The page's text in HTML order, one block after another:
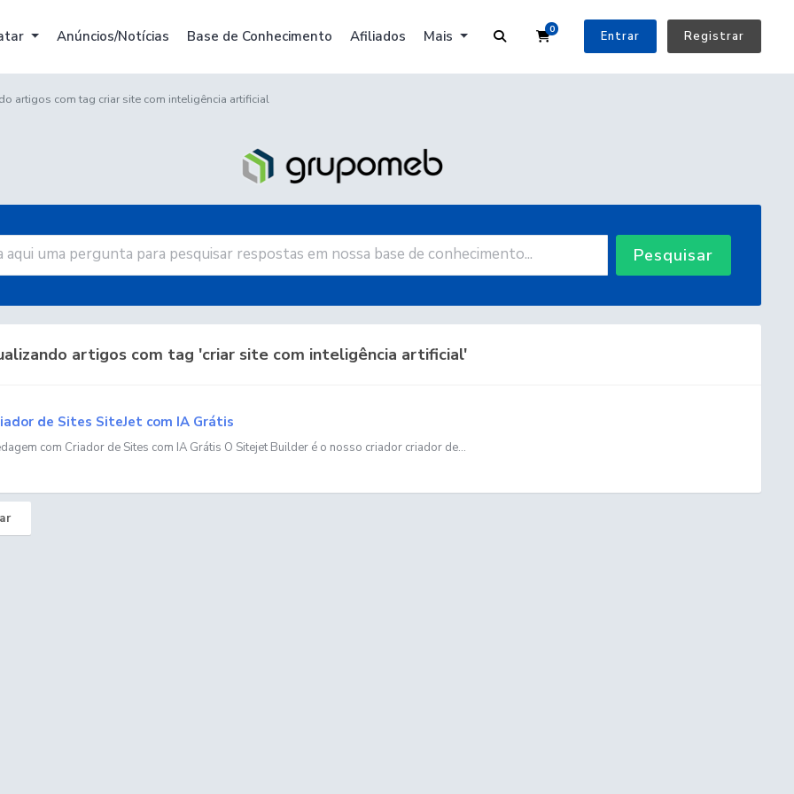
Anúncios/Notícias Base de Conhecimento Afiliados Mais 0Carrinho de Compras
Entrar Registrar
artigos com tag criar site com inteligência artificial
Pesquisar
artigos com tag 'criar site com inteligência artificial'
de Sites SiteJet com IA Grátis
com Criador de Sites com IA Grátis O Sitejet Builder é o nosso criador criador de...